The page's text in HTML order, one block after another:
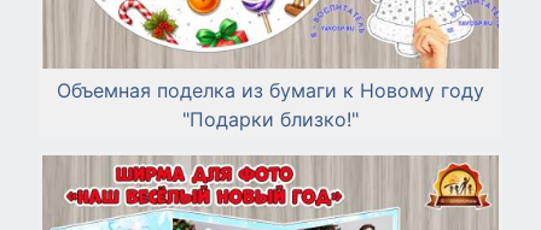
Объемная поделка из бумаги к Новому году
"Подарки близко!"